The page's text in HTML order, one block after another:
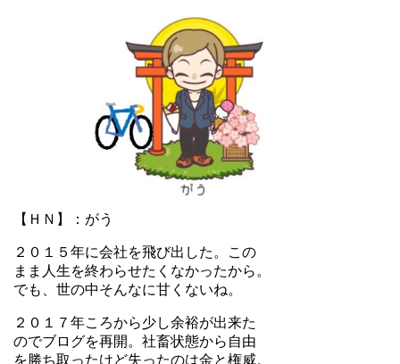
【ＨＮ】：がう
２０１５年に会社を飛び出した。この
まま人生を終わらせたくなかったから。
でも、世の中そんなに甘くないね。
２０１７年ころから少し余裕が出来た
のでブログを再開。社畜状態から自由
を勝ち取ったけど失ったのは金と権威。